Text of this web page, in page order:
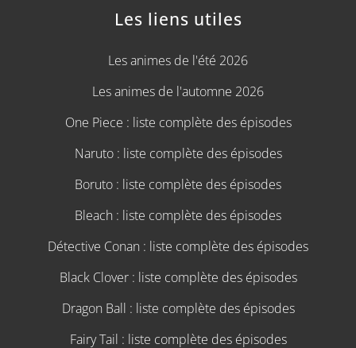
Les liens utiles
Les animes de l'été 2026
Les animes de l'automne 2026
One Piece : liste complète des épisodes
Naruto : liste complète des épisodes
Boruto : liste complète des épisodes
Bleach : liste complète des épisodes
Détective Conan : liste complète des épisodes
Black Clover : liste complète des épisodes
Dragon Ball : liste complète des épisodes
Fairy Tail : liste complète des épisodes